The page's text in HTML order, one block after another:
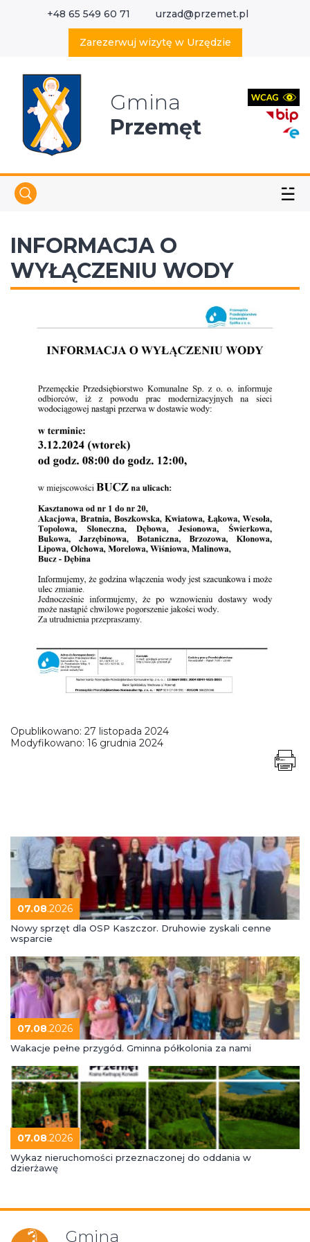
+48 65 549 60 71 urzad@przemet.pl
Zarezerwuj wizytę w Urzędzie
Gmina
Przemęt
☱
INFORMACJA O
WYŁĄCZENIU WODY
Opublikowano: 27 listopada 2024
Modyfikowano: 16 grudnia 2024
07.08.2026
Nowy sprzęt dla OSP Kaszczor. Druhowie zyskali cenne
wsparcie
07.08.2026
Wakacje pełne przygód. Gminna półkolonia za nami
07.08.2026
Wykaz nieruchomości przeznaczonej do oddania w
dzierżawę
Gmina
Wyszukaj w serwisie